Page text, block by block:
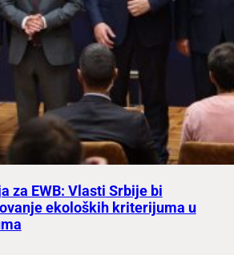
za EWB: Vlasti Srbije bi
ekoloških kriterijuma u